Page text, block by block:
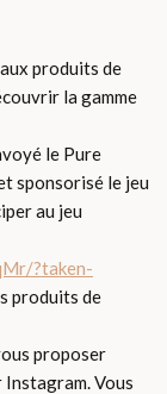
produits de
la gamme
le Pure
sponsorisé le jeu
au jeu
?taken-
produits de
proposer
Vous